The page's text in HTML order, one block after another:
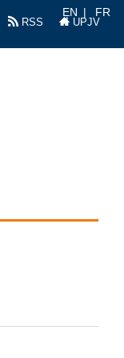
RSS UPJV
EN FR